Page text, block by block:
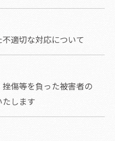
適切な対応について
傷等を負った被害者の
します